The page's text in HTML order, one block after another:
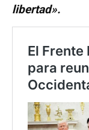
libertad».